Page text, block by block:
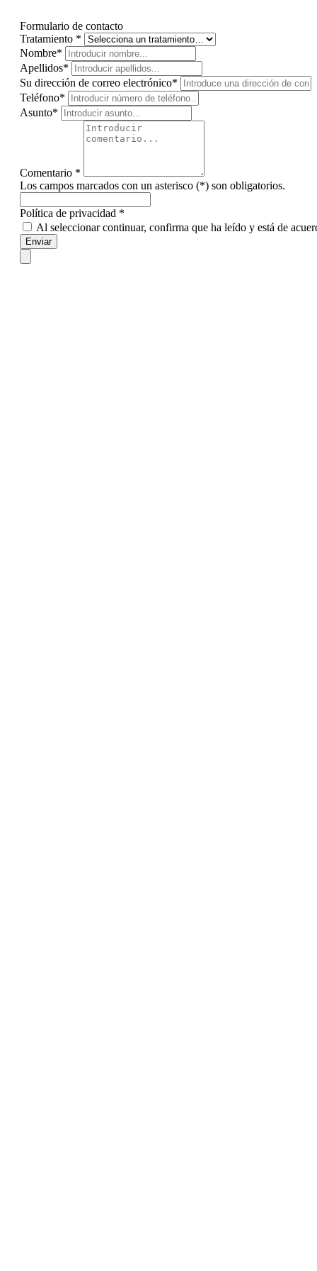
Formulario de contacto
Tratamiento *
Nombre*
Apellidos*
Su dirección de correo electrónico*
Teléfono*
Asunto*
Comentario *
Los campos marcados con un asterisco (*) son obligatorios.
Política de privacidad *
Al seleccionar continuar, confirma que ha leído y está de
Enviar